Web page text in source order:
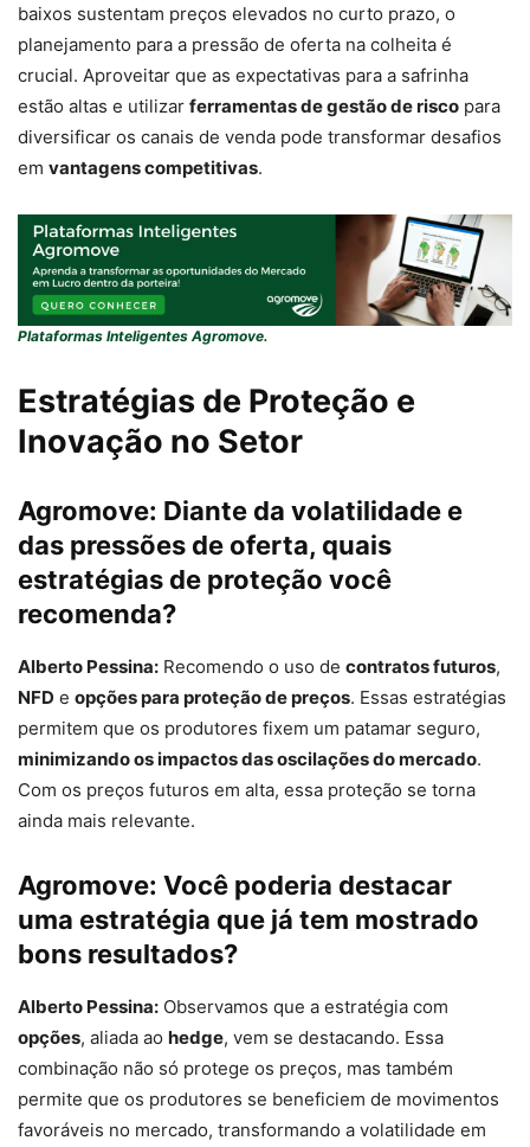
baixos sustentam preços elevados no curto prazo, o
planejamento para a pressão de oferta na colheita é
crucial. Aproveitar que as expectativas para a safrinha
estão altas e utilizar ferramentas de gestão de risco para
diversificar os canais de venda pode transformar desafios
em vantagens competitivas.
Plataformas Inteligentes Agromove.
Estratégias de Proteção e
Inovação no Setor
Agromove: Diante da volatilidade e
das pressões de oferta, quais
estratégias de proteção você
recomenda?
Alberto Pessina: Recomendo o uso de contratos futuros,
NFD e opções para proteção de preços. Essas estratégias
permitem que os produtores fixem um patamar seguro,
minimizando os impactos das oscilações do mercado.
Com os preços futuros em alta, essa proteção se torna
ainda mais relevante.
Agromove: Você poderia destacar
uma estratégia que já tem mostrado
bons resultados?
Alberto Pessina: Observamos que a estratégia com
opções, aliada ao hedge, vem se destacando. Essa
combinação não só protege os preços, mas também
permite que os produtores se beneficiem de movimentos
favoráveis no mercado, transformando a volatilidade em